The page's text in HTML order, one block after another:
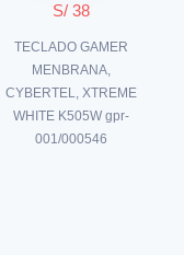
S/ 38
TECLADO GAMER
MENBRANA,
CYBERTEL, XTREME
WHITE K505W gpr-
001/000546